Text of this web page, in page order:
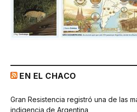
EN EL CHACO
Gran Resistencia registró una de las
indigencia de Argentina